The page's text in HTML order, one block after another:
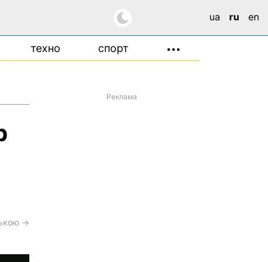
ua ru en
техно спорт •••
→
Реклама